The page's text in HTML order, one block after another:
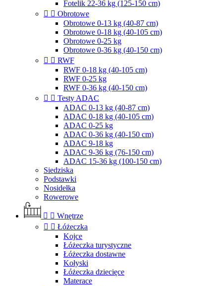
Fotelik 22-36 kg (125-150 cm)
  Obrotowe
Obrotowe 0-13 kg (40-87 cm)
Obrotowe 0-18 kg (40-105 cm)
Obrotowe 0-25 kg
Obrotowe 0-36 kg (40-150 cm)
  RWF
RWF 0-18 kg (40-105 cm)
RWF 0-25 kg
RWF 0-36 kg (40-150 cm)
  Testy ADAC
ADAC 0-13 kg (40-87 cm)
ADAC 0-18 kg (40-105 cm)
ADAC 0-25 kg
ADAC 0-36 kg (40-150 cm)
ADAC 9-18 kg
ADAC 9-36 kg (76-150 cm)
ADAC 15-36 kg (100-150 cm)
Siedziska
Podstawki
Nosidełka
Rowerowe
  Wnętrze
  Łóżeczka
Kojce
Łóżeczka turystyczne
Łóżeczka dostawne
Kołyski
Łóżeczka dziecięce
Materace